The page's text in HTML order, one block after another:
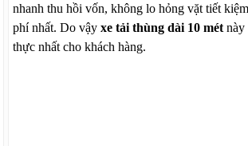
nhanh thu hồi vốn, không lo hỏng vặt tiết
phí nhất. Do vậyxe tải thùng dài 10 mét này
thực nhất cho khách hàng.